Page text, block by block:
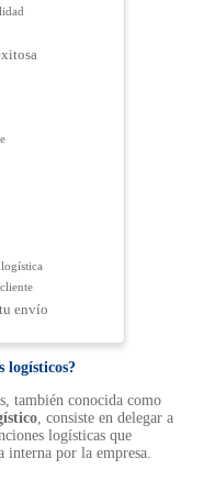
envío
logísticos?
también conocida como
, consiste en delegar a
logísticas que
interna por la empresa.